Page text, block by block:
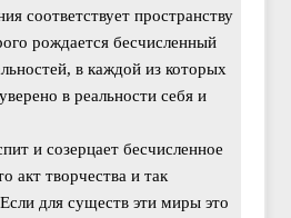
соответствует пространству
рождается бесчисленный
в каждой из которых
в реальности себя и
и созерцает бесчисленное
акт творчества и так
для существ эти миры это